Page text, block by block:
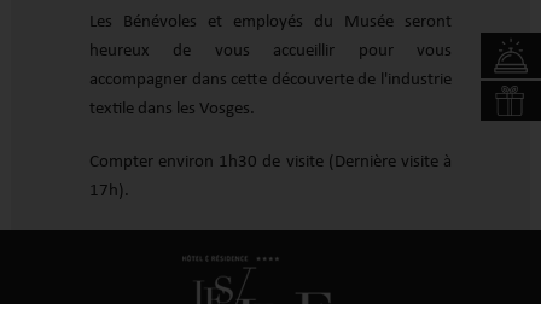
Les Bénévoles et employés du Musée seront
heureux de vous accueillir pour vous
accompagner dans cette découverte de l'industrie
textile dans les Vosges.
Compter environ 1h30 de visite (Dernière visite à
17h).